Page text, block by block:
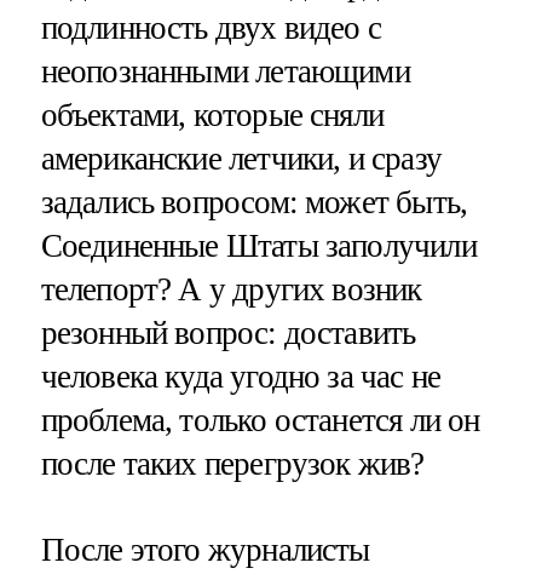
подлинность двух видео с
неопознанными летающими
объектами, которые сняли
американские летчики, и сразу
задались вопросом: может быть,
Соединенные Штаты заполучили
телепорт? А у других возник
резонный вопрос: доставить
человека куда угодно за час не
проблема, только останется ли он
после таких перегрузок жив?
После этого журналисты